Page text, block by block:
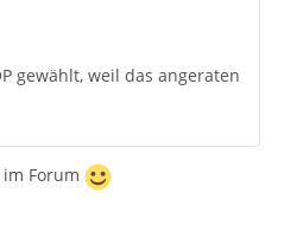
gewählt, weil das angeraten
Forum